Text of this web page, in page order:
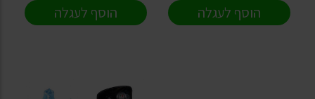
הוסף לעגלה הוסף לעגלה